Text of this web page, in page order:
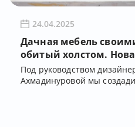
24.04.2025
Дачная мебель
обитый холстом.
Под руководством
Ахмадинуровой мы